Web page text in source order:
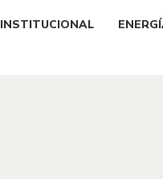
INSTITUCIONAL